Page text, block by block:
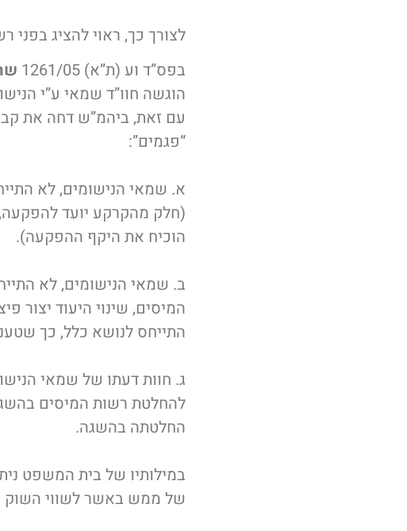
לצורך כך, ראוי להציג
בפס”ד וע (ת”א) 1261/05
הוגשה חוו”ד שמאי ע”י
עם זאת, ביהמ”ש דחה את
“פגמים”:
א. שמאי הנישומים, לא
(חלק מהקרקע יועד
הוכיח את היקף ההפקעה).
ב. שמאי הנישומים, לא
המיסים, שינוי היעוד יצור
התייחס לנושא כלל, כך
ג. חוות דעתו של שמאי
להחלטת רשות המיסים
החלטתה בהשגה.
במילותיו של בית המשפט
של ממש באשר לשווי